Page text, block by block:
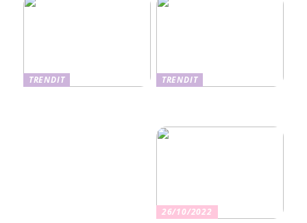
TRENDIT
TRENDIT
26/10/2022